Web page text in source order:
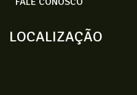
LOCALIZAÇÃO